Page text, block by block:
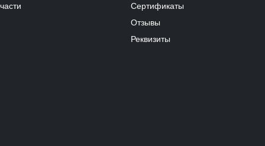
Сертификаты
Отзывы
Реквизиты